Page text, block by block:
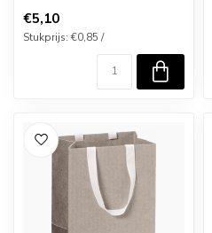
€5,10
Stukprijs: €0,85 /